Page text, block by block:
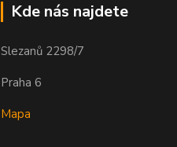
Kde nás najdete
Slezanů 2298/7
Praha 6
Mapa